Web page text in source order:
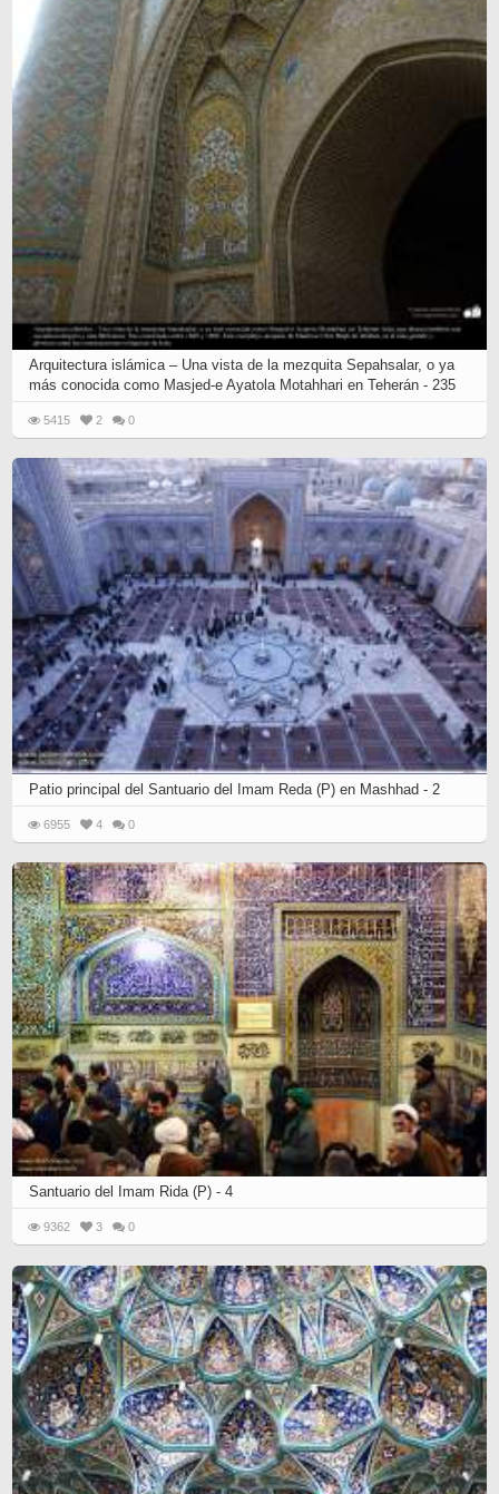
Arquitectura islámica – Una vista de la mezquita Sepahsalar, o ya
más conocida como Masjed-e Ayatola Motahhari en Teherán - 235
5415 2 0
Patio principal del Santuario del Imam Reda (P) en Mashhad - 2
6955 4 0
Santuario del Imam Rida (P) - 4
9362 3 0